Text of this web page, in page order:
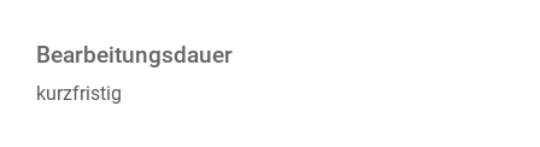
Bearbeitungsdauer
kurzfristig